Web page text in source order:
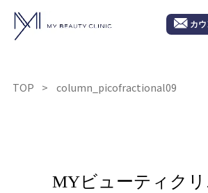
カ
TOP column_picofractional09
MYビューティクリ